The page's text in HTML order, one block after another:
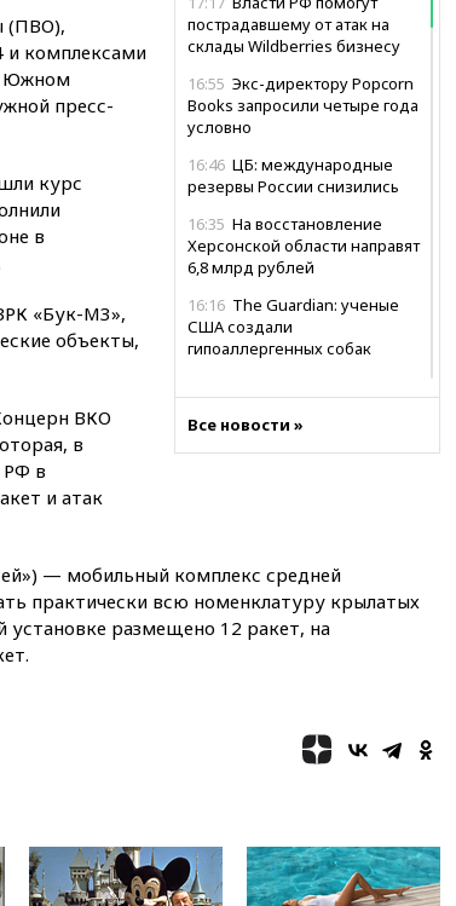
пострадавшему от атак на
склады Wildberries бизнесу
16:55 Экс-директору Popcorn
Books запросили четыре года
условно
16:46 ЦБ: международные
резервы России снизились
16:35 На восстановление
Херсонской области направят
6,8 млрд рублей
16:16 The Guardian: ученые
США создали
гипоаллергенных собак
сальмонеллеза
14:57Жара в Европе может
нанести ущерб экономике в
дефицита боеприпасов
В Германии задержан
14:21
АТОР сообщила о
снижении цен на авиабилеты
в России
Все новости »
(ПВО),
комплексами
Южном
пресс-
курс
в
«Бук-М3»,
объекты,
ВКО
в
РФ в
и атак
— мобильный комплекс средней
практически всю номенклатуру крылатых
установке размещено 12 ракет, на